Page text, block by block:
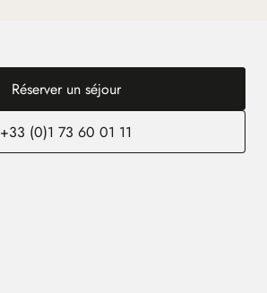
Réserver un séjour
+33 (0)1 73 60 01 11